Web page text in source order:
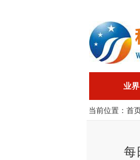
业界
智能
当前位置： 首
每